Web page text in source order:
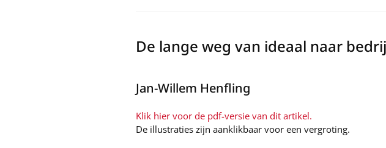
De lange weg van ideaal naar
Jan-Willem Henfling
Klik hier voor de pdf-versie van dit artikel.
De illustraties zijn aanklikbaar voor een vergroting.